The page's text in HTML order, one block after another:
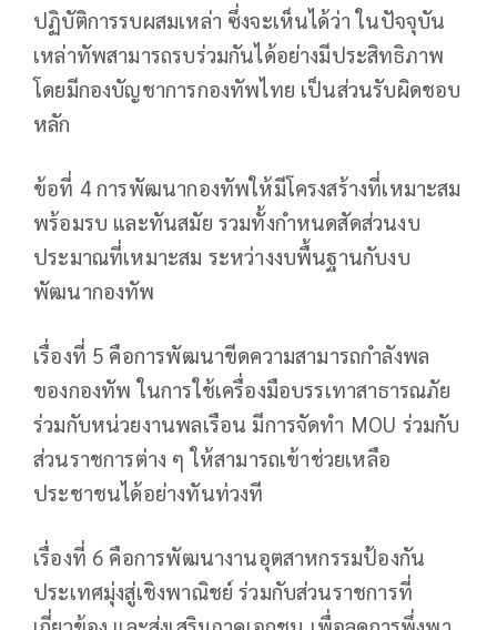
ปฏิบัติการรบผสมเหล่า ซึ่งจะเห็นได้ว่า ในปัจจุบัน
เหล่าทัพสามารถรบร่วมกันได้อย่างมีประสิทธิภาพ
โดยมีกองบัญชาการกองทัพไทย เป็นส่วนรับผิดชอบ
หลัก
ข้อที่ 4 การพัฒนากองทัพให้มีโครงสร้างที่เหมาะสม
พร้อมรบ และทันสมัย รวมทั้งกำหนดสัดส่วนงบ
ประมาณที่เหมาะสม ระหว่างงบพื้นฐานกับงบ
พัฒนากองทัพ
เรื่องที่ 5 คือการพัฒนาขีดความสามารถกำลังพล
ของกองทัพ ในการใช้เครื่องมือบรรเทาสาธารณภัย
ร่วมกับหน่วยงานพลเรือน มีการจัดทำ MOU ร่วมกับ
ส่วนราชการต่าง ๆ ให้สามารถเข้าช่วยเหลือ
ประชาชนได้อย่างทันท่วงที
เรื่องที่ 6 คือการพัฒนางานอุตสาหกรรมป้องกัน
ประเทศมุ่งสู่เชิงพาณิชย์ ร่วมกับส่วนราชการที่